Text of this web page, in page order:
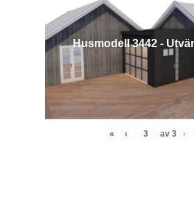
Husmodell 3442 -
« ‹ av 3 ›